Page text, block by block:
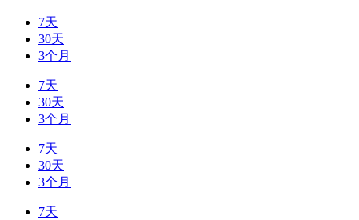
7天
30天
3个月
7天
30天
3个月
7天
30天
3个月
7天